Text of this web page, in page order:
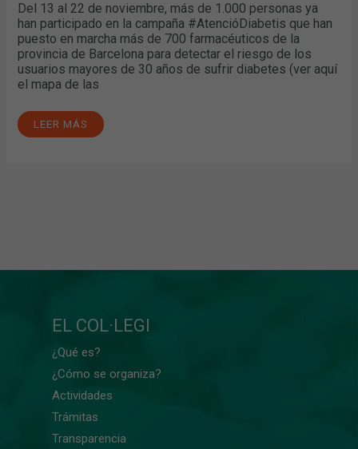
Del 13 al 22 de noviembre, más de 1.000 personas ya
han participado en la campaña #AtencióDiabetis que han
puesto en marcha más de 700 farmacéuticos de la
provincia de Barcelona para detectar el riesgo de los
usuarios mayores de 30 años de sufrir diabetes (ver aquí
el mapa de las
LEER MÁS
EL COL·LEGI
¿Qué es?
¿Cómo se organiza?
Actividades
Trámitas
Transparencia